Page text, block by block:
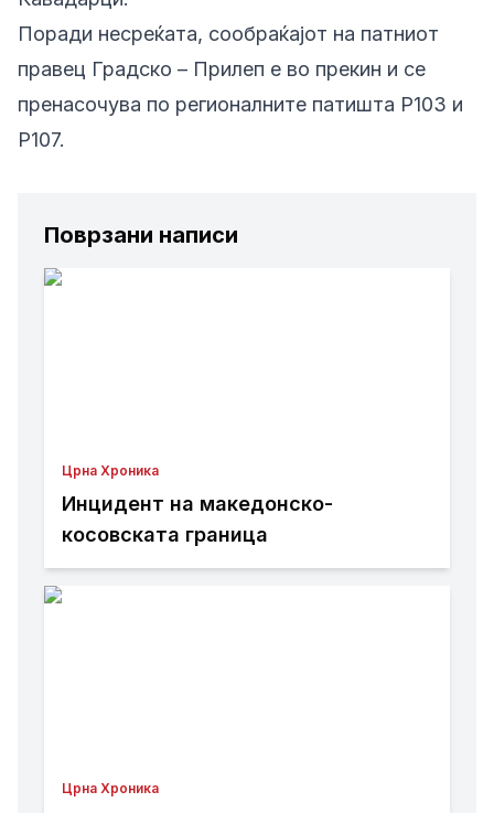
Поради несреќата, сообраќајот на патниот
правец Градско – Прилеп е во прекин и се
пренасочува по регионалните патишта Р103 и
Р107.
Поврзани написи
Црна Хроника
Инцидент на македонско-
косовската граница
Црна Хроника